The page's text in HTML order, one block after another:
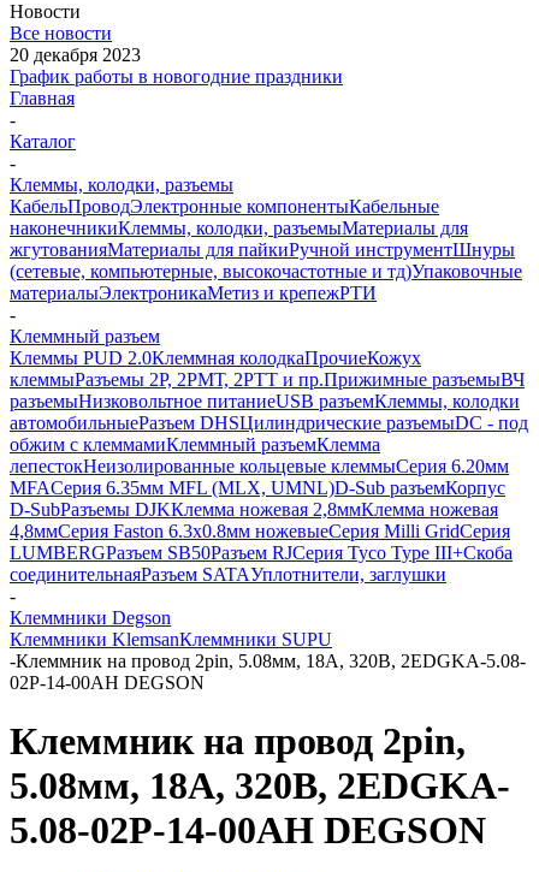
Новости
Все новости
20 декабря 2023
График работы в новогодние праздники
Главная
-
Каталог
-
Клеммы, колодки, разъемы
КабельПроводЭлектронные компонентыКабельные
наконечникиКлеммы, колодки, разъемыМатериалы для
жгутованияМатериалы для пайкиРучной инструментШнуры
(сетевые, компьютерные, высокочастотные и тд)Упаковочные
материалыЭлектроникаМетиз и крепежРТИ
-
Клеммный разъем
Клеммы PUD 2.0Клеммная колодкаПрочиеКожух
клеммыРазъемы 2Р, 2РМТ, 2РТТ и пр.Прижимные разъемыВЧ
разъемыНизковольтное питаниеUSB разъемКлеммы, колодки
автомобильныеРазъем DHSЦилиндрические разъемыDC - под
обжим с клеммамиКлеммный разъемКлемма
лепестокНеизолированные кольцевые клеммыСерия 6.20мм
MFAСерия 6.35мм MFL (MLX, UMNL)D-Sub разъемКорпус
D-SubРазъемы DJKКлемма ножевая 2,8ммКлемма ножевая
4,8ммСерия Faston 6.3х0.8мм ножевыеСерия Milli GridСерия
LUMBERGРазъем SB50Разъем RJСерия Tyco Type III+Скоба
соединительнаяРазъем SATAУплотнители, заглушки
-
Клеммники Degson
Клеммники KlemsanКлеммники SUPU
-Клеммник на провод 2pin, 5.08мм, 18А, 320В, 2EDGKA-5.08-
02P-14-00AH DEGSON
Клеммник на провод 2pin,
5.08мм, 18А, 320В, 2EDGKA-
5.08-02P-14-00AH DEGSON